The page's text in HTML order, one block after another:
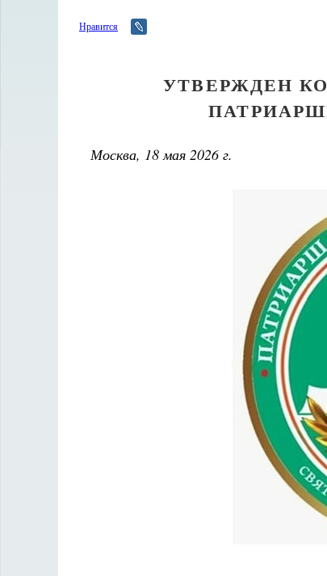
Нравится
УТВЕРЖДЕН
Москва, 18 мая 2026 г.